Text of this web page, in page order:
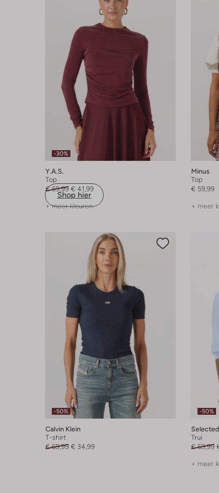
Shop hier
-30%
Y.a.s.
Top
€ 59,99 € 41,99
+ meer kleuren
Minus
Top
€ 59,99
+ meer
-50%
Calvin Klein
T-shirt
€ 69,99 € 34,99
-50%
Trui
€ 59,99
+ meer